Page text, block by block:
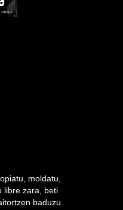
moldatu,
libre zara, beti
baduzu